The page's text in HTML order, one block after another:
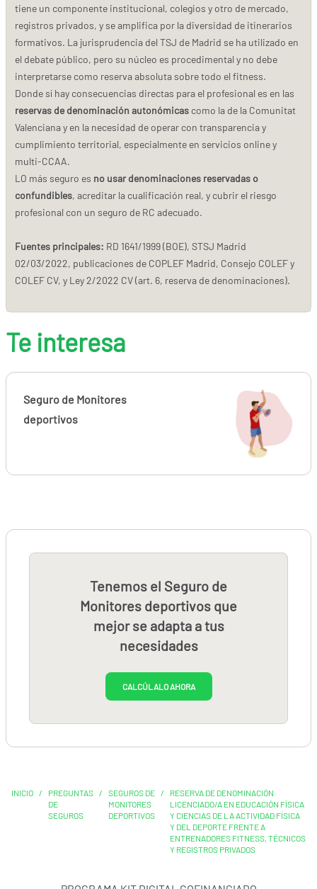
tiene un componente institucional, colegios y otro de mercado,
registros privados, y se amplifica por la diversidad de itinerarios
formativos. La jurisprudencia del TSJ de Madrid se ha utilizado en
el debate público, pero su núcleo es procedimental y no debe
interpretarse como reserva absoluta sobre todo el fitness.
Donde sí hay consecuencias directas para el profesional es en las
reservas de denominación autonómicas como la de la Comunitat
Valenciana y en la necesidad de operar con transparencia y
cumplimiento territorial, especialmente en servicios online y
multi-CCAA.
LO más seguro es no usar denominaciones reservadas o
confundibles, acreditar la cualificación real, y cubrir el riesgo
profesional con un seguro de RC adecuado.
Fuentes principales: RD 1641/1999 (BOE), STSJ Madrid
02/03/2022, publicaciones de COPLEF Madrid, Consejo COLEF y
COLEF CV, y Ley 2/2022 CV (art. 6, reserva de denominaciones).
Te interesa
Seguro de Monitores
deportivos
Tenemos el Seguro de
Monitores deportivos que
mejor se adapta a tus
necesidades
CALCÚLALO AHORA
INICIO /
PREGUNTAS
DE
SEGUROS
/
SEGUROS DE
MONITORES
DEPORTIVOS
/
RESERVA DE DENOMINACIÓN
LICENCIADO/A EN EDUCACIÓN FÍSICA
Y CIENCIAS DE LA ACTIVIDAD FÍSICA
Y DEL DEPORTE FRENTE A
ENTRENADORES FITNESS, TÉCNICOS
Y REGISTROS PRIVADOS